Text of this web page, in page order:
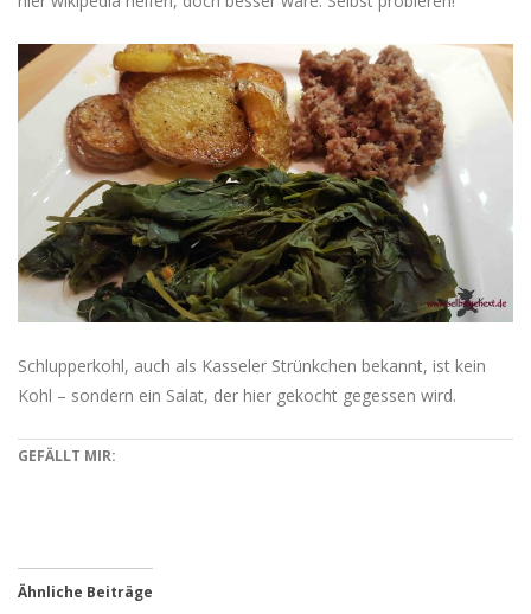
Schlupperkohl, auch als Kasseler Strünkchen bekannt, ist kein
Kohl – sondern ein Salat, der hier gekocht gegessen wird.
GEFÄLLT MIR:
Ähnliche Beiträge